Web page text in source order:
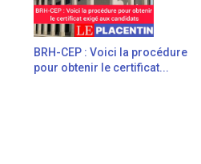
BRH-CEP : Voici la procédure
pour obtenir le certificat...